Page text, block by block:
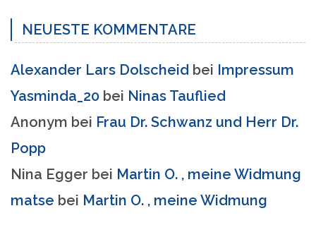
NEUESTE KOMMENTARE
Alexander Lars Dolscheid bei Impressum
Yasminda_20 bei Ninas Tauflied
Anonym bei Frau Dr. Schwanz und Herr Dr.
Popp
Nina Egger bei Martin O. , meine Widmung
matse bei Martin O. , meine Widmung